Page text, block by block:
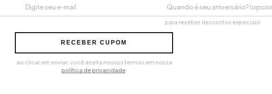
para receber descontos especiais!
RECEBER CUPOM
ao clicar em enviar, você aceita nossos termos em nossa
política de privacidade.